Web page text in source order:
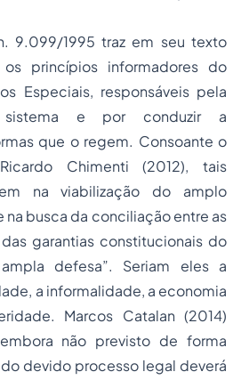
9.099/1995 traz em seu texto
princípios informadores do
Especiais, responsáveis pela
sistema e por conduzir a
que o regem. Consoante o
Chimenti (2012), tais
na viabilização do amplo
na busca da conciliação entre as
garantias constitucionais do
defesa”. Seriam eles a
a informalidade, a economia
Marcos Catalan (2014)
não previsto de forma
devido processo legal deverá